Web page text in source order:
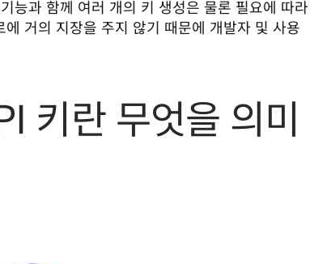
능과 함께 여러 개의 키 생성은 물론 필요에 따라
거의 지장을 주지 않기 때문에 개발자 및 사용
키란 무엇을 의미